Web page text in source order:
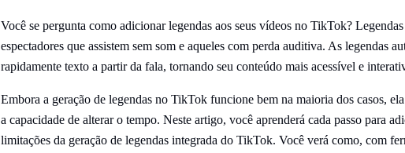
Você se pergunta como adicionar legendas aos seus vídeos no TikTok?
espectadores que assistem sem som e aqueles com perda auditiva. As legendas
rapidamente texto a partir da fala, tornando seu conteúdo mais acessível e
Embora a geração de legendas no TikTok funcione bem na maioria dos casos,
a capacidade de alterar o tempo. Neste artigo, você aprenderá cada passo para
limitações da geração de legendas integrada do TikTok. Você verá como, com